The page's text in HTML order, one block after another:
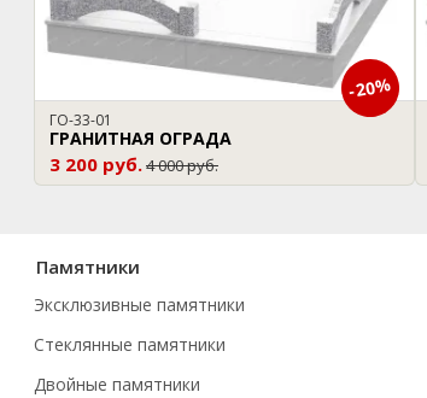
ГО-33-01
ГРАНИТНАЯ ОГРАДА
3 200 руб.4 000 руб.
-20%
Памятники
Эксклюзивные памятники
Стеклянные памятники
Двойные памятники